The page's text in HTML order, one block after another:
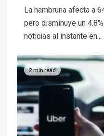
La hambruna afecta a
pero disminuye un
noticias al instante en...
2 min read